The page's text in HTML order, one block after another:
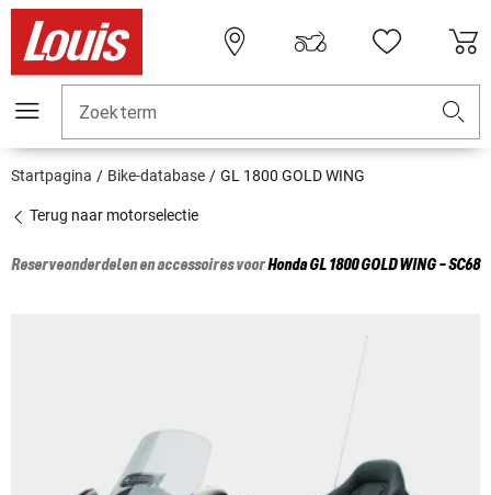
Zoekterm
Startpagina Bike-database GL 1800 GOLD WING
Terug naar motorselectie
Reserveonderdelen en accessoires voorHondaGL 1800 GOLD WING - SC68